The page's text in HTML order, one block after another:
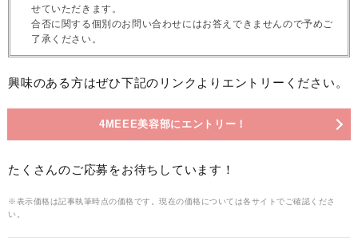
せていただきます。
合否に関する個別のお問い合わせにはお答えできませんので予めご
了承ください。
興味のある方はぜひ下記のリンクよりエントリーください。
4MEEE美容部にエントリー！
たくさんのご応募をお待ちしています！
※表示価格は記事執筆時点の価格です。現在の価格については各サイトでご確認くださ
い。